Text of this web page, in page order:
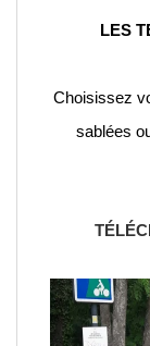
LES
Choisissez
sablées